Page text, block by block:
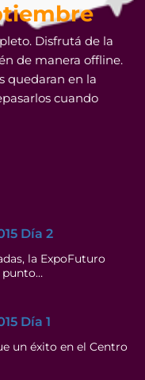
Disfrutá de la
de manera offline.
quedaran en la
cuando
Día 2
la ExpoFuturo
punto…
Día 1
un éxito en el Centro